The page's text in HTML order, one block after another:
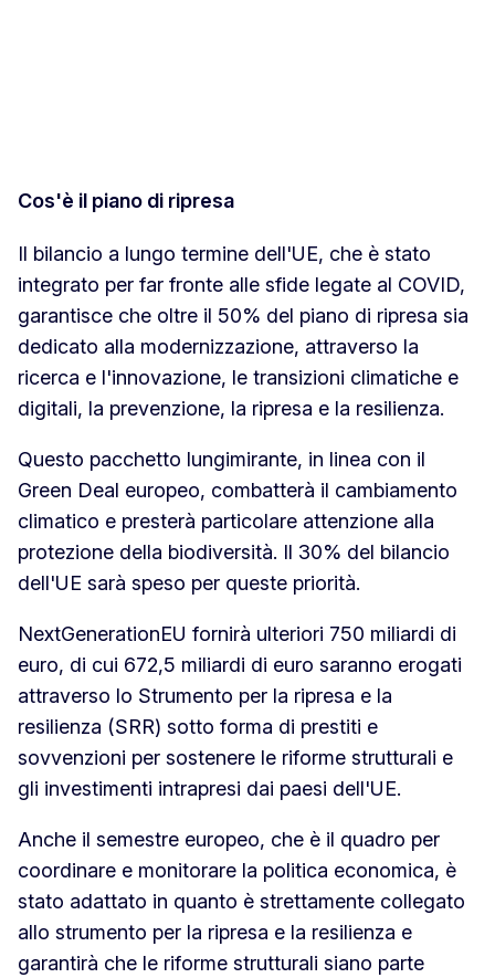
Cos'è il piano di ripresa
Il bilancio a lungo termine dell'UE, che è stato
integrato per far fronte alle sfide legate al COVID,
garantisce che oltre il 50% del piano di ripresa sia
dedicato alla modernizzazione, attraverso la
ricerca e l'innovazione, le transizioni climatiche e
digitali, la prevenzione, la ripresa e la resilienza.
Questo pacchetto lungimirante, in linea con il
Green Deal europeo, combatterà il cambiamento
climatico e presterà particolare attenzione alla
protezione della biodiversità. Il 30% del bilancio
dell'UE sarà speso per queste priorità.
NextGenerationEU fornirà ulteriori 750 miliardi di
euro, di cui 672,5 miliardi di euro saranno erogati
attraverso lo Strumento per la ripresa e la
resilienza (SRR) sotto forma di prestiti e
sovvenzioni per sostenere le riforme strutturali e
gli investimenti intrapresi dai paesi dell'UE.
Anche il semestre europeo, che è il quadro per
coordinare e monitorare la politica economica, è
stato adattato in quanto è strettamente collegato
allo strumento per la ripresa e la resilienza e
garantirà che le riforme strutturali siano parte